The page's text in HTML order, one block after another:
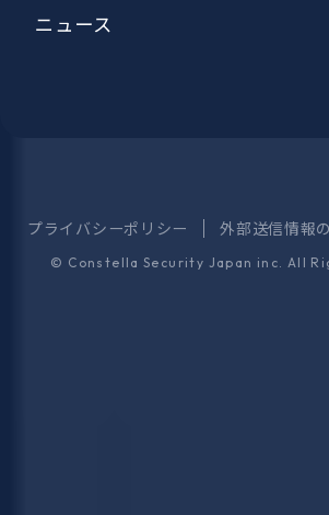
ニュース
プライバシーポリシー 外部送信情報
© Constella Security Japan inc. All